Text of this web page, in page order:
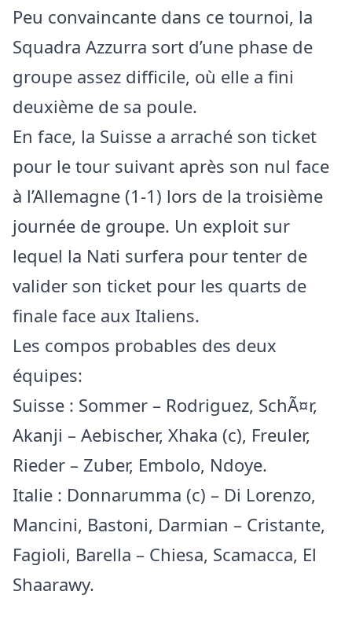
Peu convaincante dans ce tournoi, la
Squadra Azzurra sort d’une phase de
groupe assez difficile, où elle a fini
deuxième de sa poule.
En face, la Suisse a arraché son ticket
pour le tour suivant après son nul face
à l’Allemagne (1-1) lors de la troisième
journée de groupe. Un exploit sur
lequel la Nati surfera pour tenter de
valider son ticket pour les quarts de
finale face aux Italiens.
Les compos probables des deux
équipes:
Suisse : Sommer – Rodriguez, SchÃ¤r,
Akanji – Aebischer, Xhaka (c), Freuler,
Rieder – Zuber, Embolo, Ndoye.
Italie : Donnarumma (c) – Di Lorenzo,
Mancini, Bastoni, Darmian – Cristante,
Fagioli, Barella – Chiesa, Scamacca, El
Shaarawy.